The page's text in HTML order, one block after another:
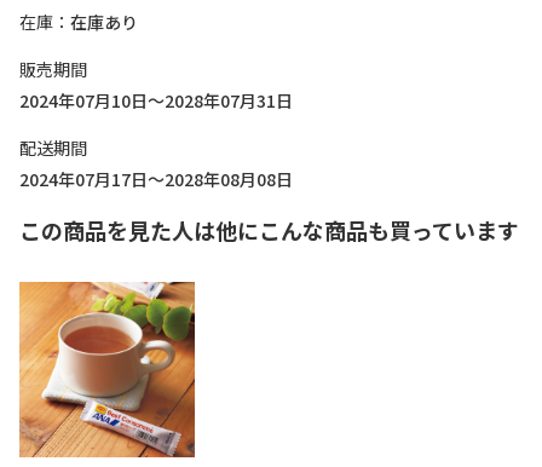
在庫
在庫あり
販売期間
2024年07月10日～2028年07月31日
配送期間
2024年07月17日～2028年08月08日
この商品を見た人は他にこんな商品も買っています